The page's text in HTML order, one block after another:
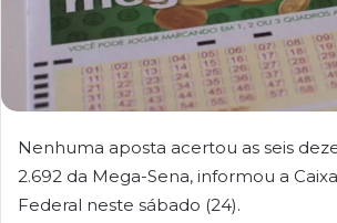
Nenhuma aposta acertou as seis
2.692 da Mega-Sena, informou a
Federal neste sábado (24).